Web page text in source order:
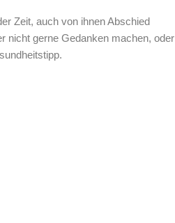
Zeit, auch von ihnen Abschied
nicht gerne Gedanken machen, oder